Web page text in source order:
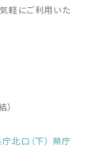
軽にご利用いた
北口（下） 県庁